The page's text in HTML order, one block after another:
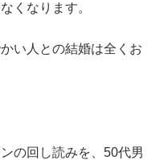
くなります。
い人との結婚は全くお
の回し読みを、50代男